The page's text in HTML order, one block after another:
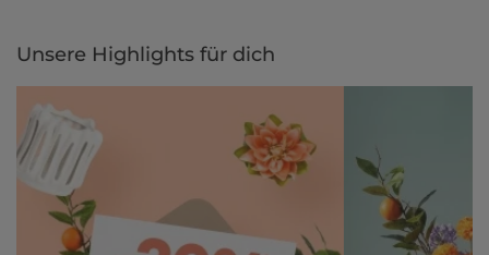
Unsere Highlights für dich